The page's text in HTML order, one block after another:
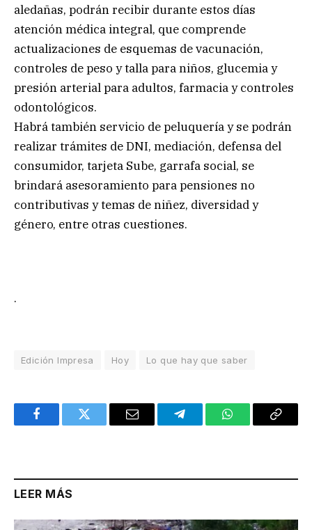
aledañas, podrán recibir durante estos días
atención médica integral, que comprende
actualizaciones de esquemas de vacunación,
controles de peso y talla para niños, glucemia y
presión arterial para adultos, farmacia y controles
odontológicos.
Habrá también servicio de peluquería y se podrán
realizar trámites de DNI, mediación, defensa del
consumidor, tarjeta Sube, garrafa social, se
brindará asesoramiento para pensiones no
contributivas y temas de niñez, diversidad y
género, entre otras cuestiones.
.
Edición Impresa Hoy Lo que hay que saber
FacebookTwitter Email TelegramWhatsAppCopy
LEER MÁS